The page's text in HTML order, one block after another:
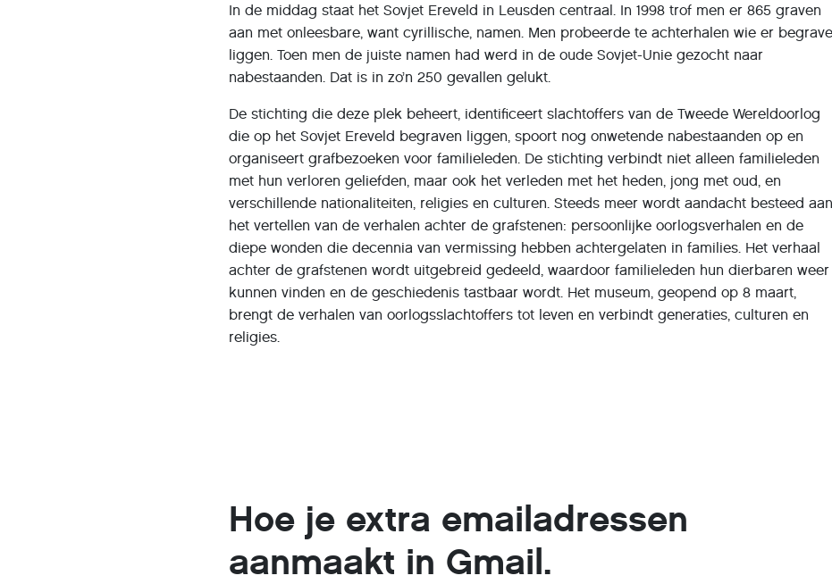
In de middag staat het Sovjet Ereveld in Leusden centraal. In 1998 trof men er 865 graven
aan met onleesbare, want cyrillische, namen. Men probeerde te achterhalen wie er
liggen. Toen men de juiste namen had werd in de oude Sovjet-Unie gezocht naar
nabestaanden. Dat is in zo’n 250 gevallen gelukt.
De stichting die deze plek beheert, identificeert slachtoffers van de Tweede Wereldoorlog
die op het Sovjet Ereveld begraven liggen, spoort nog onwetende nabestaanden op en
organiseert grafbezoeken voor familieleden. De stichting verbindt niet alleen familieleden
met hun verloren geliefden, maar ook het verleden met het heden, jong met oud, en
verschillende nationaliteiten, religies en culturen. Steeds meer wordt aandacht besteed aan
het vertellen van de verhalen achter de grafstenen: persoonlijke oorlogsverhalen en de
diepe wonden die decennia van vermissing hebben achtergelaten in families. Het verhaal
achter de grafstenen wordt uitgebreid gedeeld, waardoor familieleden hun dierbaren weer
kunnen vinden en de geschiedenis tastbaar wordt. Het museum, geopend op 8 maart,
brengt de verhalen van oorlogsslachtoffers tot leven en verbindt generaties, culturen en
religies.
Hoe je extra emailadressen
aanmaakt in Gmail.